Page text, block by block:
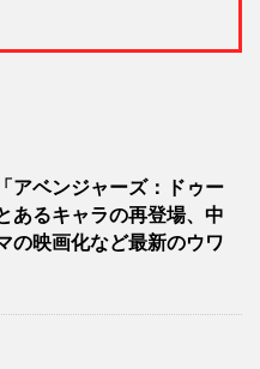
アベンジャーズ：ドゥー
あるキャラの再登場、中
の映画化など最新のウワ